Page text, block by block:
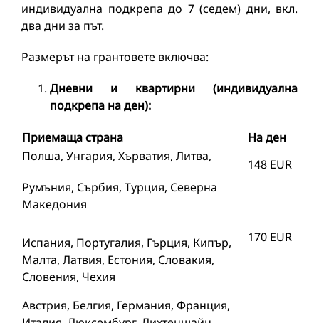
индивидуална подкрепа до 7 (седем) дни, вкл.
два дни за път.
Размерът на грантовете включва:
Дневни и квартирни (индивидуална
подкрепа на ден):
Приемаща страна
На ден
Полша, Унгария, Хърватия, Литва,
Румъния, Сърбия, Турция, Северна
Македония
148 EUR
Испания, Португалия, Гърция, Кипър,
Малта, Латвия, Естония, Словакия,
Словения, Чехия
170 EUR
Австрия, Белгия, Германия, Франция,